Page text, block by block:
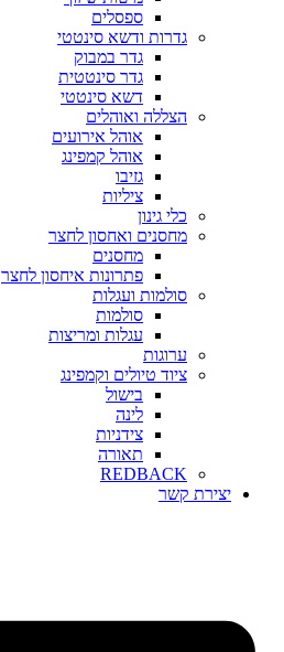
ספסלים
גדרות ודשא סינטטי
גדר במבוק
גדר סינטטית
דשא סינטטי
הצללה ואוהלים
אוהל אירועים
אוהל קמפינג
גזיבו
ציליות
כלי גינון
מחסנים ואחסון לחצר
מחסנים
פתרונות איחסון לחצר
סולמות ועגלות
סולמות
עגלות ומריצות
ערוגות
ציוד טיולים וקמפינג
בישול
לינה
צידניות
תאורה
REDBACK
יצירת קשר